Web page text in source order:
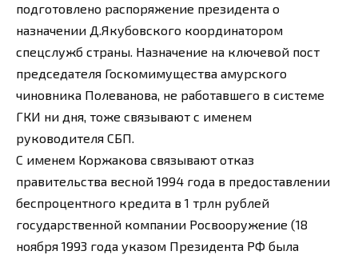
подготовлено распоряжение президента о
назначении Д.Якубовского координатором
спецслужб страны. Назначение на ключевой пост
председателя Госкомимущества амурского
чиновника Полеванова, не работавшего в системе
ГКИ ни дня, тоже связывают с именем
руководителя СБП.
С именем Коржакова связывают отказ
правительства весной 1994 года в предоставлении
беспроцентного кредита в 1 трлн рублей
государственной компании Росвооружение (18
ноября 1993 года указом Президента РФ была